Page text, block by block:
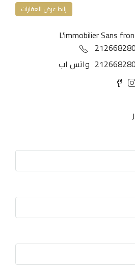
رابط عرض العقارات
L'immobilier Sans
واتس اب